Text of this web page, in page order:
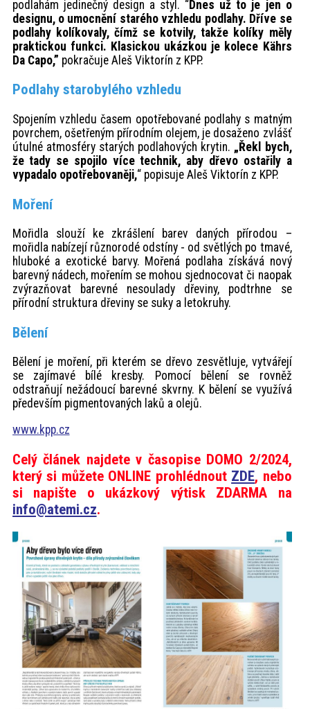
podlahám jedinečný design a styl. “Dnes už to je jen o
designu, o umocnění starého vzhledu podlahy. Dříve se
podlahy kolíkovaly, čímž se kotvily, takže kolíky měly
praktickou funkci. Klasickou ukázkou je kolece Kährs
Da Capo,” pokračuje Aleš Viktorín z KPP.
Podlahy starobylého vzhledu
Spojením vzhledu časem opotřebované podlahy s matným
povrchem, ošetřeným přírodním olejem, je dosaženo zvlášť
útulné atmosféry starých podlahových krytin. „Řekl bych,
že tady se spojilo více technik, aby dřevo ostařily a
vypadalo opotřebovaněji,“ popisuje Aleš Viktorín z KPP.
Moření
Mořidla slouží ke zkrášlení barev daných přírodou –
mořidla nabízejí různorodé odstíny - od světlých po tmavé,
hluboké a exotické barvy. Mořená podlaha získává nový
barevný nádech, mořením se mohou sjednocovat či naopak
zvýrazňovat barevné nesoulady dřeviny, podtrhne se
přírodní struktura dřeviny se suky a letokruhy.
Bělení
Bělení je moření, při kterém se dřevo zesvětluje, vytvářejí
se zajímavé bílé kresby. Pomocí bělení se rovněž
odstraňují nežádoucí barevné skvrny. K bělení se využívá
především pigmentovaných laků a olejů.
www.kpp.cz
Celý článek najdete v časopise DOMO 2/2024,
který si můžete ONLINE prohlédnout ZDE, nebo
si napište o ukázkový výtisk ZDARMA na
info@atemi.cz.